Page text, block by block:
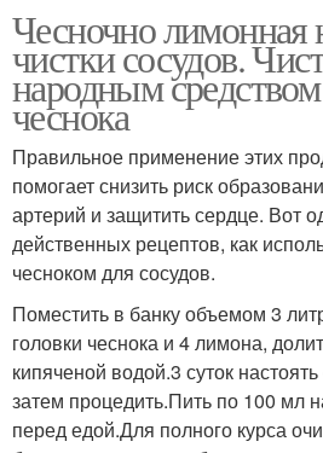
Чесночно лимонная
чистки сосудов.
народным
чеснока
Правильное применение этих
помогает снизить риск
артерий и защитить сердце. Вот
действенных рецептов, как
чесноком для сосудов.
Поместить в банку объемом 3
головки чеснока и 4 лимона,
кипяченой водой.3 суток
затем процедить.Пить по 100 мл
перед едой.Для полного курса